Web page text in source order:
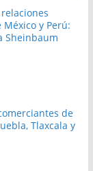
y Perú:
Sheinbaum
de
Tlaxcala y